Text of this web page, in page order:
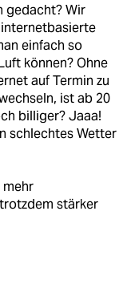
gedacht? Wir
einfach so
können? Ohne
auf Termin zu
ist ab 20
billiger? Jaaa!
schlechtes Wetter
mehr
stärker